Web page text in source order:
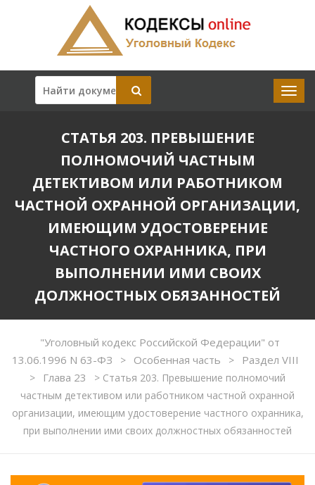
СТАТЬЯ 203. ПРЕВЫШЕНИЕ
ПОЛНОМОЧИЙ ЧАСТНЫМ
ДЕТЕКТИВОМ ИЛИ РАБОТНИКОМ
ЧАСТНОЙ ОХРАННОЙ ОРГАНИЗАЦИИ,
ИМЕЮЩИМ УДОСТОВЕРЕНИЕ
ЧАСТНОГО ОХРАННИКА, ПРИ
ВЫПОЛНЕНИИ ИМИ СВОИХ
ДОЛЖНОСТНЫХ ОБЯЗАННОСТЕЙ
"Уголовный кодекс Российской Федерации" от
13.06.1996 N 63-ФЗ
> Особенная часть > Раздел VIII
> Глава 23 > Статья 203. Превышение полномочий
частным детективом или работником частной охранной
организации, имеющим удостоверение частного охранника,
при выполнении ими своих должностных обязанностей